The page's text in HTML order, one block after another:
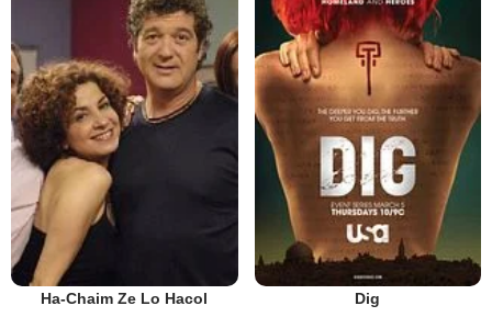
Ha-Chaim Ze Lo Hacol Dig